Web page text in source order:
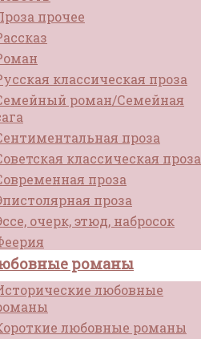
прочее
классическая проза
роман/Семейная
проза
классическая проза
проза
проза
очерк, этюд, набросок
романы
любовные
любовные романы